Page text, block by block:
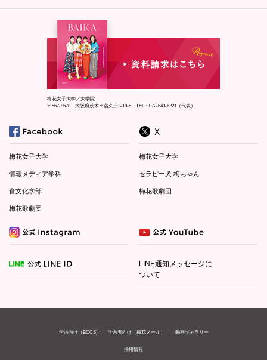
梅花女子大学／大学院
〒567-8578 大阪府茨木市宿久庄2-19-5 TEL：072-643-6221（代表）
梅花女子大学
情報メディア学科
食文化学部
梅花歌劇団
梅花女子大学
セラピー犬 梅ちゃん
梅花歌劇団
LINE通知メッセージに
ついて
学内向け（BCCS) 学内者向け（梅花メール） 動画ギャラリー
採用情報